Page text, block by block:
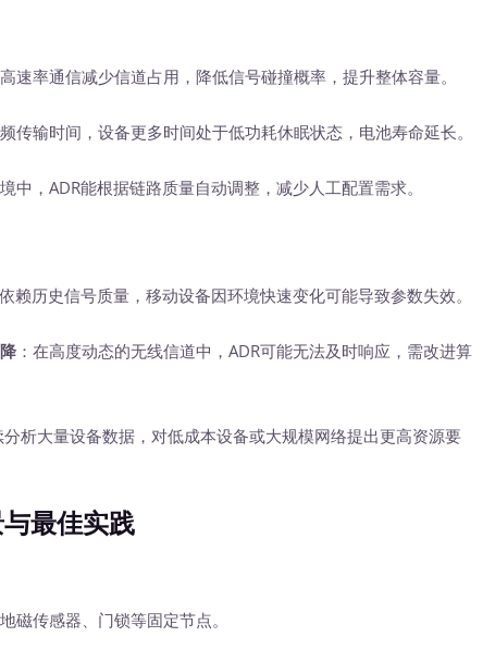
速率通信减少信道占用，降低信号碰撞概率，提升整体容量。
传输时间，设备更多时间处于低功耗休眠状态，电池寿命延长。
中，ADR能根据链路质量自动调整，减少人工配置需求。
依赖历史信号质量，移动设备因环境快速变化可能导致参数失效。
：在高度动态的无线信道中，ADR可能无法及时响应，需改进算
分析大量设备数据，对低成本设备或大规模网络提出更高资源要
最佳实践
磁传感器、门锁等固定节点。